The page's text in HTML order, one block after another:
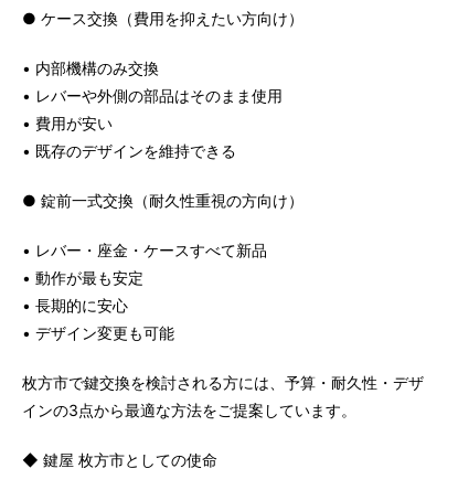
● ケース交換（費用を抑えたい方向け）
• 内部機構のみ交換
• レバーや外側の部品はそのまま使用
• 費用が安い
• 既存のデザインを維持できる
● 錠前一式交換（耐久性重視の方向け）
• レバー・座金・ケースすべて新品
• 動作が最も安定
• 長期的に安心
• デザイン変更も可能
枚方市で鍵交換を検討される方には、予算・耐久性・デザ
インの3点から最適な方法をご提案しています。
◆ 鍵屋 枚方市としての使命